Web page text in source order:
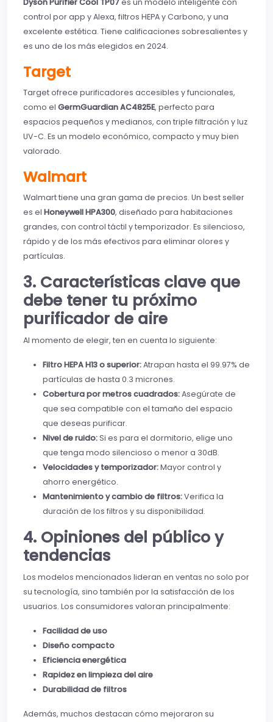
control por app y Alexa, filtros HEPA y Carbono, y una
excelente estética. Tiene calificaciones sobresalientes y
es uno de los más elegidos en 2024.
Target
Target ofrece purificadores accesibles y funcionales,
como el GermGuardian AC4825E, perfecto para
espacios pequeños y medianos, con triple filtración y luz
UV-C. Es un modelo económico, compacto y muy bien
valorado.
Walmart
Walmart tiene una gran gama de precios. Un best seller
es el Honeywell HPA300, diseñado para habitaciones
grandes, con control táctil y temporizador. Es silencioso,
rápido y de los más efectivos para eliminar olores y
partículas.
3. Características clave que
debe tener tu próximo
purificador de aire
Al momento de elegir, ten en cuenta lo siguiente:
Filtro HEPA H13 o superior:Atrapan hasta el 99.97% de
partículas de hasta 0.3 micrones.
Cobertura por metros cuadrados:Asegúrate de
que sea compatible con el tamaño del espacio
que deseas purificar.
Nivel de ruido:Si es para el dormitorio, elige uno
que tenga modo silencioso o menor a 30dB.
Velocidades y temporizador:Mayor control y
ahorro energético.
Mantenimiento y cambio de filtros:Verifica la
duración de los filtros y su disponibilidad.
4. Opiniones del público y
tendencias
Los modelos mencionados lideran en ventas no solo por
su tecnología, sino también por la satisfacción de los
usuarios. Los consumidores valoran principalmente:
Facilidad de uso
Diseño compacto
Eficiencia energética
Rapidez en limpieza del aire
Durabilidad de filtros
Además, muchos destacan cómo mejoraron su